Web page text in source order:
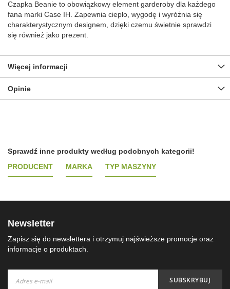
Czapka Beanie to obowiązkowy element garderoby dla każdego
fana marki Case IH. Zapewnia ciepło, wygodę i wyróżnia się
charakterystycznym designem, dzięki czemu świetnie sprawdzi
się również jako prezent.
Więcej informacji
Opinie
Sprawdź inne produkty według podobnych kategorii!
PRODUCENT
MARKA TYP MASZYNY
Newsletter
Zapisz się do newslettera i otrzymuj najświeższe promocje oraz
informacje o produktach.
nasz
SUBSKRYBUJ